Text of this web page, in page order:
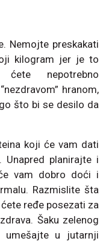
Nemojte preskakati
kilogram jer je to
ćete nepotrebno
hranom,
što bi se desilo da
koji će vam dati
planirajte i
vam dobro doći i
Razmislite šta
ređe posezati za
Šaku zelenog
umešajte u jutarnji